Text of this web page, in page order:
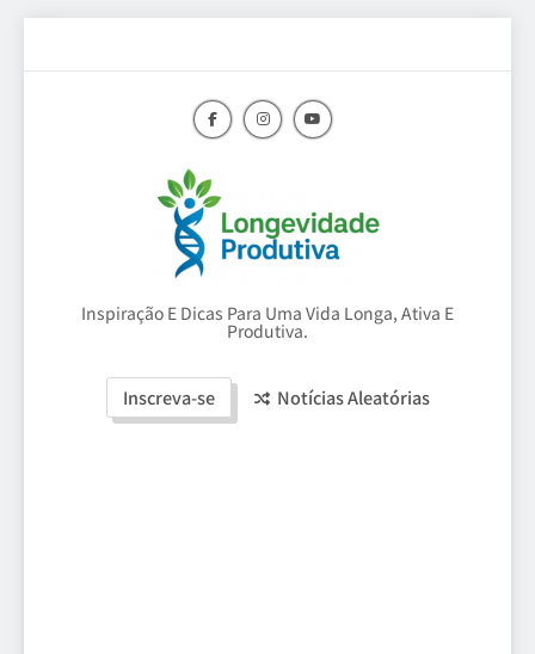
Longevidade
Produtiva
Inspiração E Dicas Para Uma Vida Longa, Ativa E
Produtiva.
Inscreva-se Notícias Aleatórias